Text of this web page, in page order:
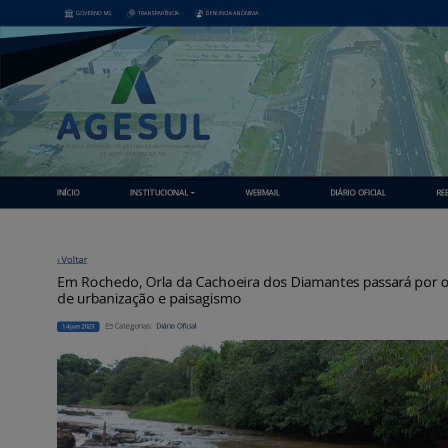
GOVERNO MS TRANSPARÊNCIA DENUNCIA ANÔNIMA
INÍCIO INSTITUCIONAL WEBMAIL DIÁRIO OFICIAL
‹ Voltar
Em Rochedo, Orla da Cachoeira dos Diamantes passará por
de urbanização e paisagismo
14 jun 2023 Categorias: Diário Oficial